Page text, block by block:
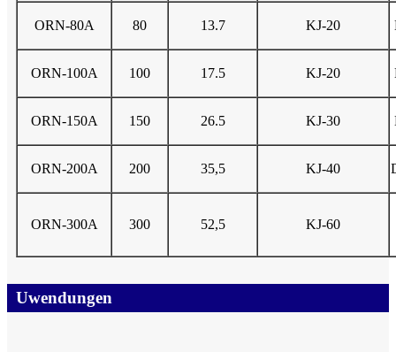
ORN-80A 80 13.7 KJ-20
ORN-100A 100 17.5 KJ-20
ORN-150A 150 26.5 KJ-30
ORN-200A 200 35,5 KJ-40
ORN-300A 300 52,5 KJ-60
Uwendungen